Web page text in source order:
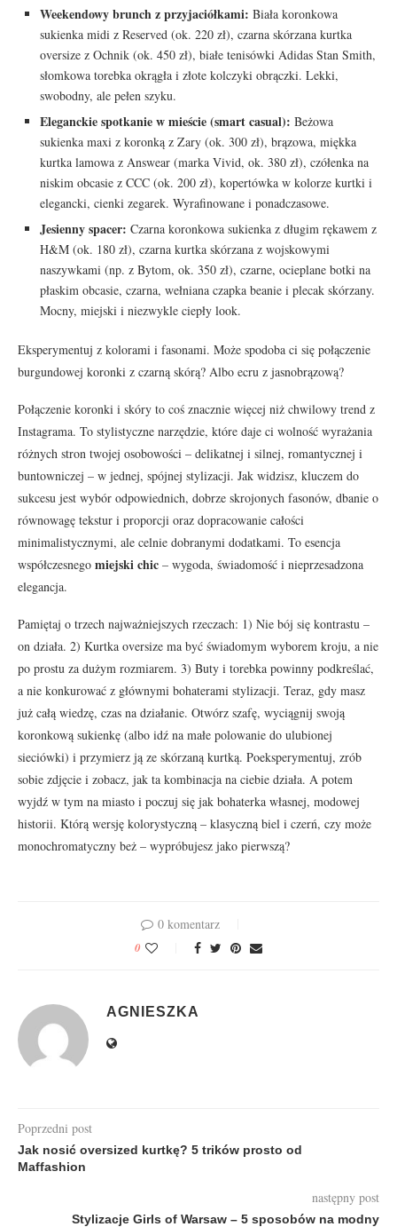
Weekendowy brunch z przyjaciółkami: Biała koronkowa
sukienka midi z Reserved (ok. 220 zł), czarna skórzana kurtka
oversize z Ochnik (ok. 450 zł), białe tenisówki Adidas Stan Smith,
słomkowa torebka okrągła i złote kolczyki obrączki. Lekki,
swobodny, ale pełen szyku.
Eleganckie spotkanie w mieście (smart casual): Beżowa
sukienka maxi z koronką z Zary (ok. 300 zł), brązowa, miękka
kurtka lamowa z Answear (marka Vivid, ok. 380 zł), czółenka na
niskim obcasie z CCC (ok. 200 zł), kopertówka w kolorze kurtki i
elegancki, cienki zegarek. Wyrafinowane i ponadczasowe.
Jesienny spacer: Czarna koronkowa sukienka z długim rękawem z
H&M (ok. 180 zł), czarna kurtka skórzana z wojskowymi
naszywkami (np. z Bytom, ok. 350 zł), czarne, ocieplane botki na
płaskim obcasie, czarna, wełniana czapka beanie i plecak skórzany.
Mocny, miejski i niezwykle ciepły look.
Eksperymentuj z kolorami i fasonami. Może spodoba ci się połączenie
burgundowej koronki z czarną skórą? Albo ecru z jasnobrązową?
Połączenie koronki i skóry to coś znacznie więcej niż chwilowy trend z
Instagrama. To stylistyczne narzędzie, które daje ci wolność wyrażania
różnych stron twojej osobowości – delikatnej i silnej, romantycznej i
buntowniczej – w jednej, spójnej stylizacji. Jak widzisz, kluczem do
sukcesu jest wybór odpowiednich, dobrze skrojonych fasonów, dbanie o
równowagę tekstur i proporcji oraz dopracowanie całości
minimalistycznymi, ale celnie dobranymi dodatkami. To esencja
współczesnego miejski chic – wygoda, świadomość i nieprzesadzona
elegancja.
Pamiętaj o trzech najważniejszych rzeczach: 1) Nie bój się kontrastu –
on działa. 2) Kurtka oversize ma być świadomym wyborem kroju, a nie
po prostu za dużym rozmiarem. 3) Buty i torebka powinny podkreślać,
a nie konkurować z głównymi bohaterami stylizacji. Teraz, gdy masz
już całą wiedzę, czas na działanie. Otwórz szafę, wyciągnij swoją
koronkową sukienkę (albo idź na małe polowanie do ulubionej
sieciówki) i przymierz ją ze skórzaną kurtką. Poeksperymentuj, zrób
sobie zdjęcie i zobacz, jak ta kombinacja na ciebie działa. A potem
wyjdź w tym na miasto i poczuj się jak bohaterka własnej, modowej
historii. Którą wersję kolorystyczną – klasyczną biel i czerń, czy może
monochromatyczny beż – wypróbujesz jako pierwszą?
0 komentarz
0
AGNIESZKA
Poprzedni post
Jak nosić oversized kurtkę? 5 trików prosto od
Maffashion
następny post
Stylizacje Girls of Warsaw – 5 sposobów na modny